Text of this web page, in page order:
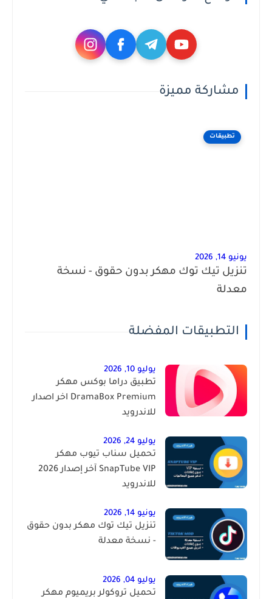
مشاركة مميزة
تطبيقات
يونيو 14, 2026
تنزيل تيك توك مهكر بدون حقوق - نسخة
معدلة
التطبيقات المفضلة
يوليو 10, 2026
تطبيق دراما بوكس مهكر
DramaBox Premium اخر اصدار
للاندرويد
يوليو 24, 2026
تحميل سناب تيوب مهكر
SnapTube VIP آخر إصدار 2026
للاندرويد
يونيو 14, 2026
تنزيل تيك توك مهكر بدون حقوق
- نسخة معدلة
يوليو 04, 2026
تحميل تروكولر بريميوم مهكر